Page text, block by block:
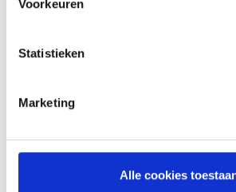
Voorkeuren
Statistieken
Marketing
Alle cookies
ASSORTIMENT